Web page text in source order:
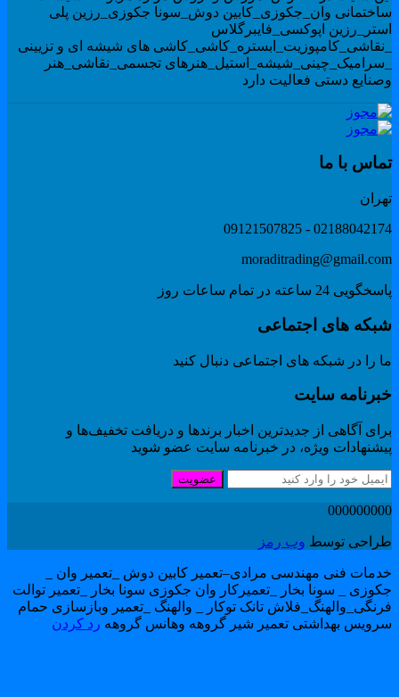
وان_جکوزی_کابین دوش_سونا جکوزی_رزین پلی
اپوکسی_فایبرگلاس
های شیشه ای و تزیینی
تجسمی_نقاشی_هنر
دستی فعالیت دارد
با ما
02188042174 -
24 ساعته در تمام ساعات روز
های اجتماعی
را در شبکه های اجتماعی دنبال کنید
سایت
آگاهی از جدیدترین اخبار برندها و دریافت تخفیف‌ها و
ویژه، در خبرنامه سایت عضو شوید
عضویت
توسطوب رمز
فنی مهندسی مرادی–تعمیر کابین دوش _تعمیر وان _
_ سونا بخار _تعمیرکار وان جکوزی سونا بخار _تعمیر توالت
تانک توکار _ والهنگ _تعمیر وبازسازی حمام
بهداشتی تعمیر شیر گروهه وهانس گروههرد کردن